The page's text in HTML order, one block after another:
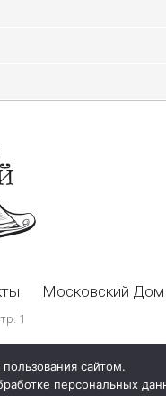
Московский
1
сайтом.
персональных